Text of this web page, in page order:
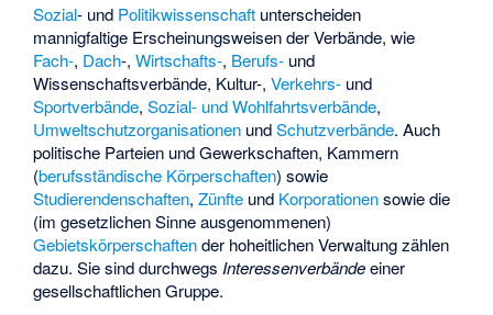
Sozial- und Politikwissenschaft unterscheiden
mannigfaltige Erscheinungsweisen der Verbände, wie
Fach-, Dach-,Wirtschafts-, Berufs- und
Wissenschaftsverbände, Kultur-,Verkehrs- und
Sportverbände,Sozial- und Wohlfahrtsverbände,
Umweltschutzorganisationen undSchutzverbände. Auch
politische Parteien und Gewerkschaften, Kammern
(berufsständische Körperschaften) sowie
Studierendenschaften,Zünfte und Korporationensowie die
(im gesetzlichen Sinne ausgenommenen)
Gebietskörperschaftender hoheitlichen Verwaltung zählen
dazu. Sie sind durchwegs Interessenverbändeeiner
gesellschaftlichen Gruppe.